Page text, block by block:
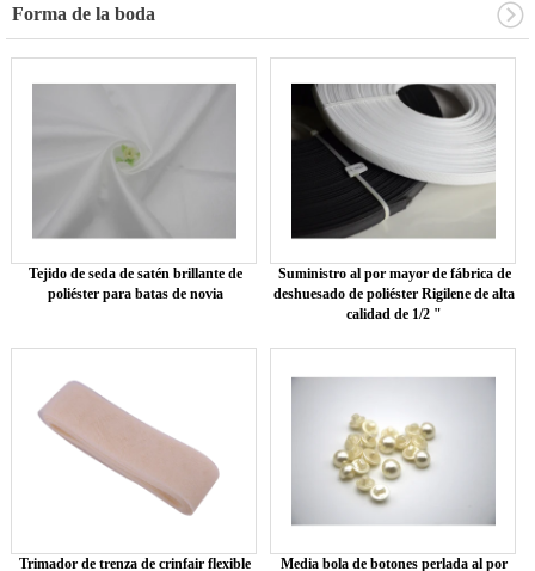
Forma de la boda
Tejido de seda de satén brillante de
poliéster para batas de novia
Suministro al por mayor de fábrica de
deshuesado de poliéster Rigilene de alta
calidad de 1/2 "
Trimador de trenza de crinfair flexible Media bola de botones perlada al por